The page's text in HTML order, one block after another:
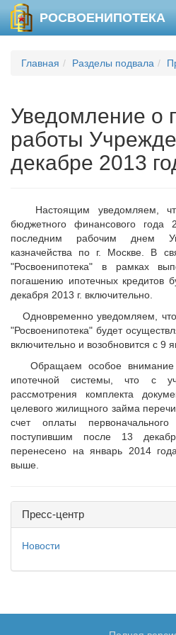
РОСВОЕНИПОТЕКА
Главная Разделы подвала
Уведомление о
работы
декабре 2013
Настоящим уведомляем,
бюджетного финансового года
последним рабочим днем
казначейства по г. Москве. В
"Росвоенипотека" в рамках
погашению ипотечных кредитов
декабря 2013 г. включительно.
Одновременно уведомляем,
"Росвоенипотека" будет
включительно и возобновится с 9
Обращаем особое внимание
ипотечной системы, что с
рассмотрения комплекта
целевого жилищного займа
счет оплаты
поступившим после 13
перенесено на январь 2014
выше.
Пресс-центр
Новости